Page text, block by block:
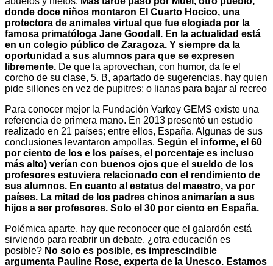
donde doce niños montaron El Cuarto Hocico, una
protectora de animales virtual que fue elogiada por la
famosa primatóloga Jane Goodall. En la actualidad está
en un colegio público de Zaragoza. Y siempre da la
oportunidad a sus alumnos para que se expresen
libremente. De que la aprovechan, con humor, da fe el
corcho de su clase, 5. B, apartado de sugerencias. hay quien
pide sillones en vez de pupitres; o lianas para bajar al recreo
Para conocer mejor la Fundación Varkey GEMS existe una
referencia de primera mano. En 2013 presentó un estudio
realizado en 21 países; entre ellos, España. Algunas de sus
conclusiones levantaron ampollas. Según el informe, el 60
por ciento de los e los países, el porcentaje es incluso
más alto) verían con buenos ojos que el sueldo de los
profesores estuviera relacionado con el rendimiento de
sus alumnos. En cuanto al estatus del maestro, va por
países. La mitad de los padres chinos animarían a sus
hijos a ser profesores. Solo el 30 por ciento en España.
Polémica aparte, hay que reconocer que el galardón está
sirviendo para reabrir un debate. ¿otra educación es
posible? No solo es posible, es imprescindible
argumenta Pauline Rose, experta de la Unesco. Estamos